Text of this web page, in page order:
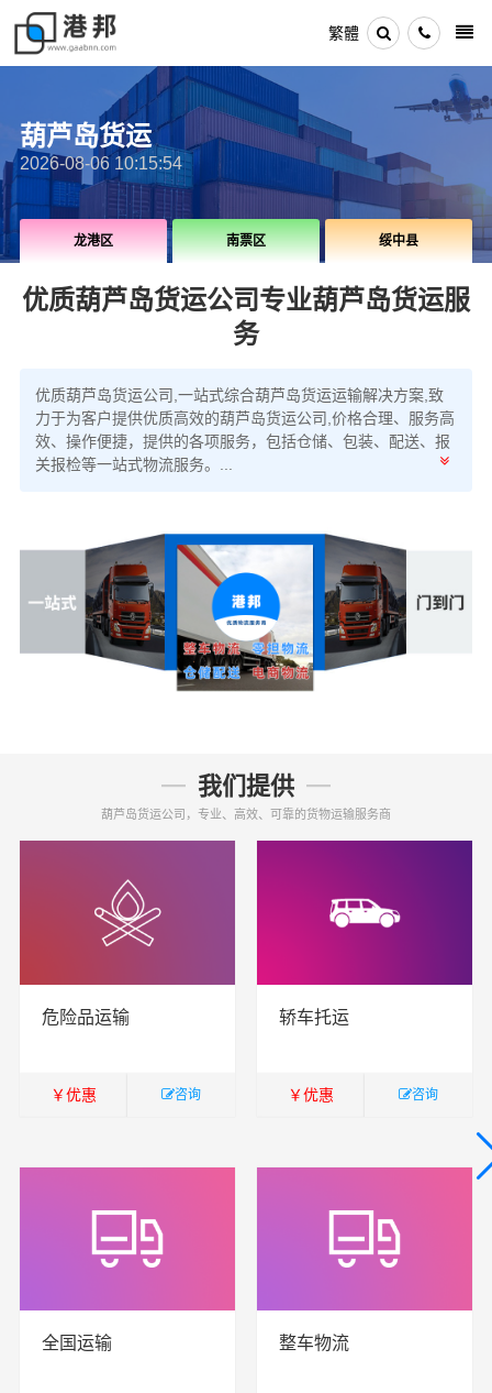
繁體
葫芦岛货运
2026-08-06 10:15:54
龙港区 南票区 绥中县
优质葫芦岛货运公司专业葫芦岛货运服
务
优质葫芦岛货运公司,一站式综合葫芦岛货运运输解决方案,致
力于为客户提供优质高效的葫芦岛货运公司,价格合理、服务高
效、操作便捷，提供的各项服务，包括仓储、包装、配送、报
关报检等一站式物流服务。...
我们提供
葫芦岛货运公司，专业、高效、可靠的货物运输服务商
危险品运输
￥优惠 咨询
轿车托运
￥优惠 咨询
全国运输 整车物流